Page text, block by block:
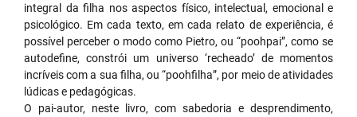
integral da filha nos aspectos físico, intelectual, emocional e
psicológico. Em cada texto, em cada relato de experiência, é
possível perceber o modo como Pietro, ou “poohpai”, como se
autodefine, constrói um universo ‘recheado’ de momentos
incríveis coma sua filha, ou “poohfilha”, por meio de atividades
lúdicas e pedagógicas.
O pai-autor, neste livro, com sabedoria e desprendimento,